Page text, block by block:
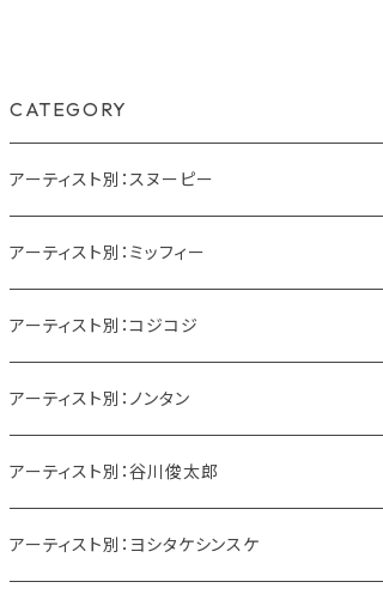
CATEGORY
アーティスト別：スヌーピー
アーティスト別：ミッフィー
アーティスト別：コジコジ
アーティスト別：ノンタン
アーティスト別：谷川俊太郎
アーティスト別：ヨシタケシンスケ